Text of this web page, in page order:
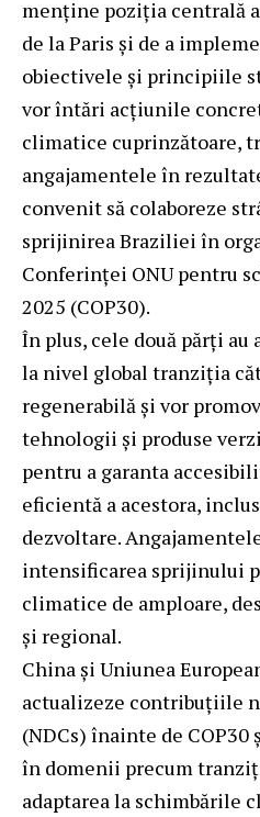
menține poziția centrală
de la Paris și de a
obiectivele și principiile
vor întări acțiunile
climatice cuprinzătoare,
angajamentele în
convenit să colaboreze
sprijinirea Braziliei în
Conferinței ONU pentru
2025 (COP30).
În plus, cele două părți au
la nivel global tranziția
regenerabilă și vor
tehnologii și produse
pentru a garanta
eficientă a acestora,
dezvoltare.
intensificarea sprijinului
climatice de amploare,
și regional.
China și Uniunea
actualizeze contribuțiile
(NDCs) înainte de COP30
în domenii precum
adaptarea la schimbările